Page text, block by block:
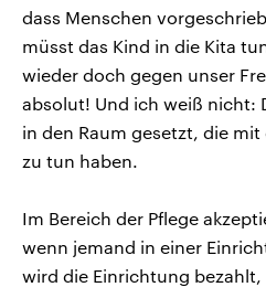
dass Menschen
müsst das Kind in die Kita
wieder doch gegen unser
absolut! Und ich weiß nicht:
in den Raum gesetzt, die
zu tun haben.
Im Bereich der Pflege
wenn jemand in einer
wird die Einrichtung